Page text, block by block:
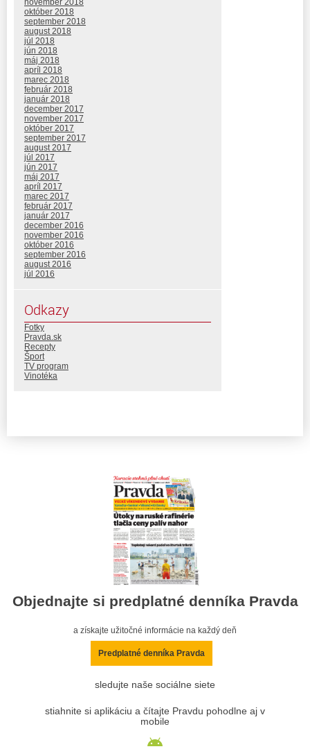
október 2018
september 2018
august 2018
júl 2018
jún 2018
máj 2018
apríl 2018
marec 2018
február 2018
január 2018
december 2017
november 2017
október 2017
september 2017
august 2017
júl 2017
jún 2017
máj 2017
apríl 2017
marec 2017
február 2017
január 2017
december 2016
november 2016
október 2016
september 2016
august 2016
júl 2016
Odkazy
Fotky
Pravda.sk
Recepty
Šport
TV program
Vinotéka
Objednajte si predplatné denníka Pravda
a získajte užitočné informácie na každý deň
Predplatné denníka Pravda
sledujte naše sociálne siete
stiahnite si aplikáciu a čítajte Pravdu pohodlne aj v
mobile